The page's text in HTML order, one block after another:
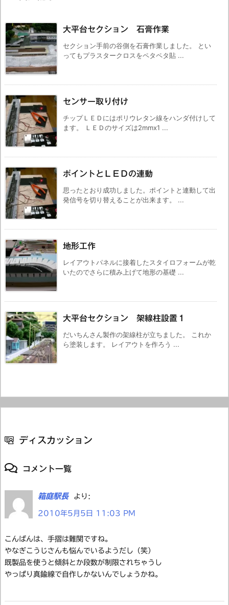
大平台セクション 石膏作業
セクション手前の谷側を石膏作業しました。 とい
ってもプラスタークロスをペタペタ貼 ...
センサー取り付け
チップＬＥＤにはポリウレタン線をハンダ付けして
ます。 ＬＥＤのサイズは2mmx1 ...
ポイントとＬＥＤの連動
思ったとおり成功しました。ポイントと連動して出
発信号を切り替えることが出来ます。 ...
地形工作
レイアウトパネルに接着したスタイロフォームが乾
いたのでさらに積み上げて地形の基礎 ...
大平台セクション 架線柱設置１
だいちんさん製作の架線柱が立ちました。 これか
ら塗装します。 レイアウトを作ろう ...
ディスカッション
コメント一覧
箱庭駅長 より:
2010年5月5日 11:03 PM
こんばんは、手摺は難関ですね。
やなぎこうじさんも悩んでいるようだし（笑）
既製品を使うと傾斜とか段数が制限されちゃうし
やっぱり真鍮線で自作しかないんでしょうかね。